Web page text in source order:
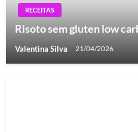
RECEITAS
Risoto sem gluten low
Valentina Silva 21/04/2026